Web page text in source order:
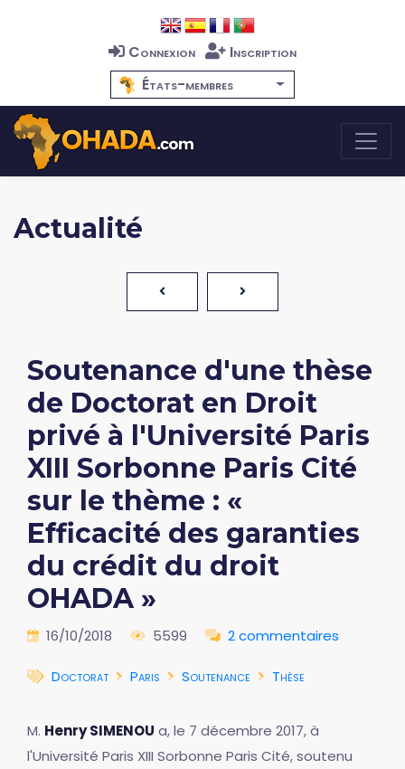
Connexion
Inscription
États-membres
Actualité
Soutenance d'une thèse
de Doctorat en Droit
privé à l'Université Paris
XIII Sorbonne Paris Cité
sur le thème : «
Efficacité des garanties
du crédit du droit
OHADA »
16/10/2018 5599 2 commentaires
Doctorat Paris Soutenance Thèse
M. Henry SIMENOU a, le 7 décembre 2017, à
l'Université Paris XIII Sorbonne Paris Cité, soutenu